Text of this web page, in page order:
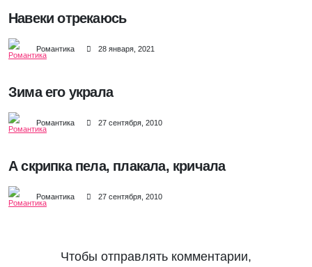
Навеки отрекаюсь
Романтика 28 января, 2021
Зима его украла
Романтика 27 сентября, 2010
А скрипка пела, плакала, кричала
Романтика 27 сентября, 2010
Чтобы отправлять комментарии,